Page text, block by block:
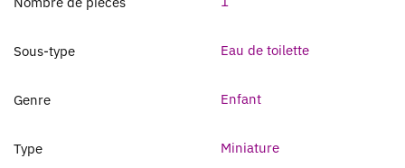
Sous-type Eau de toilette
Genre Enfant
Type Miniature